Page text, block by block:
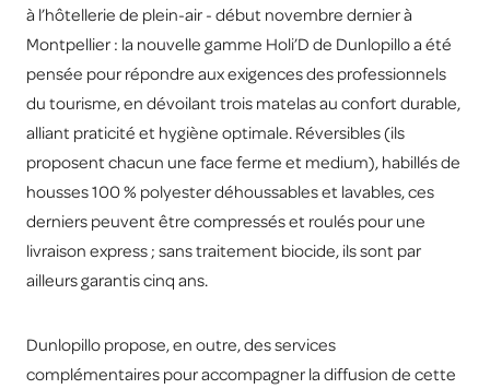
à l’hôtellerie de plein-air - début novembre dernier à
Montpellier : la nouvelle gamme Holi’D de Dunlopillo a été
pensée pour répondre aux exigences des professionnels
du tourisme, en dévoilant trois matelas au confort durable,
alliant praticité et hygiène optimale. Réversibles (ils
proposent chacun une face ferme et medium), habillés de
housses 100 % polyester déhoussables et lavables, ces
derniers peuvent être compressés et roulés pour une
livraison express ; sans traitement biocide, ils sont par
ailleurs garantis cinq ans.
Dunlopillo propose, en outre, des services
complémentaires pour accompagner la diffusion de cette